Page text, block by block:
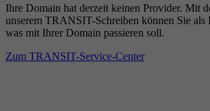
Ihre Domain hat derzeit keinen Provider. Mit
unserem TRANSIT-Schreiben können Sie als
was mit Ihrer Domain passieren soll.
Zum TRANSIT-Service-Center